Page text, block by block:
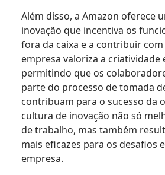
Além disso, a Amazon oferece
inovação que incentiva os
fora da caixa e a contribuir com
empresa valoriza a criatividade
permitindo que os
parte do processo de tomada
contribuam para o sucesso da
cultura de inovação não só
de trabalho, mas também
mais eficazes para os desafios
empresa.